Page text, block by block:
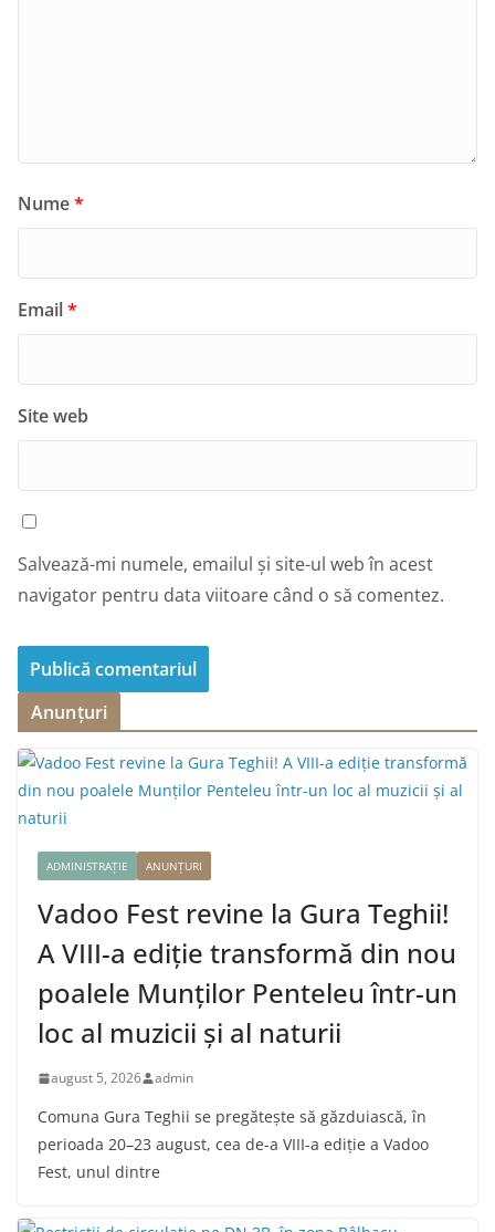
Nume*
Email*
Site web
Salvează-mi numele, emailul și site-ul web în acest
navigator pentru data viitoare când o să comentez.
Anunțuri
ADMINISTRAȚIE ANUNȚURI
Vadoo Fest revine la Gura Teghii!
A VIII-a ediție transformă din nou
poalele Munților Penteleu într-un
loc al muzicii și al naturii
august 5, 2026 admin
Comuna Gura Teghii se pregătește să găzduiască, în
perioada 20–23 august, cea de-a VIII-a ediție a Vadoo
Fest, unul dintre